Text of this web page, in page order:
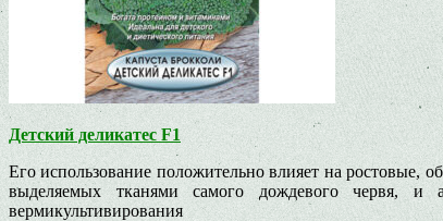
Детский деликатес F1
Его использование положительно влияет на ростовые,
выделяемых тканями само­го дождевого червя, и
вермикультивирования